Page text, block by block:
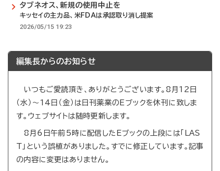
タブネオス、新規の使用中止を
キッセイの主力品、米FDAは承認取り消し提案
2026/05/15 19:23
編集長からのお知らせ
いつもご愛読頂き、ありがとうございます。8月12日
（水）～14日（金）は日刊薬業のEブックを休刊に致しま
す。ウェブサイトは随時更新します。
8月6日午前5時に配信したEブックの上段には「LAS
T」という誤植がありました。すでに修正しています。記事
の内容に変更はありません。